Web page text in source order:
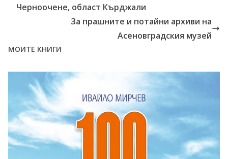
Черноочене, област Кърджали
За прашните и потайни архиви на
Асеновградския музей
МОИТЕ КНИГИ